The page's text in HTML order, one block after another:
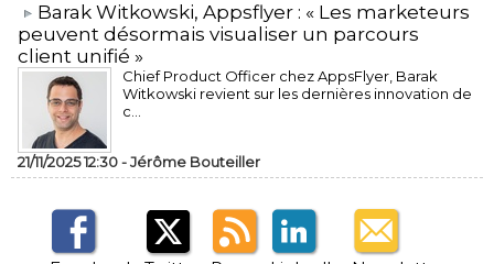
​Barak Witkowski, Appsflyer : « Les marketeurs
peuvent désormais visualiser un parcours
client unifié »
Chief Product Officer chez AppsFlyer, ​Barak
Witkowski revient sur les dernières innovation de
c...
21/11/2025 12:30 -Jérôme Bouteiller